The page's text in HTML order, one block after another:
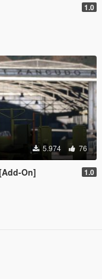
1.0
5.974 76
On] 1.0